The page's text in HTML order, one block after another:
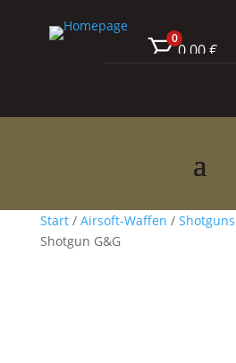
0
0,00€
Start/ Airsoft-Waffen / Shotguns
Shotgun G&G